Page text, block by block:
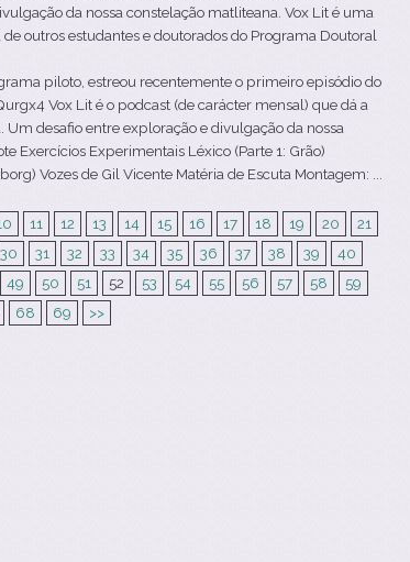
da nossa constelação matliteana. Vox Lit é uma
outros estudantes e doutorados do Programa Doutoral
piloto, estreou recentemente o primeiro episódio do
Vox Lit é o podcast (de carácter mensal) que dá a
desafio entre exploração e divulgação da nossa
Exercícios Experimentais Léxico (Parte 1: Grão)
Vozes de Gil Vicente Matéria de Escuta Montagem: ...
11 12 13 14 15 16 17 18 19 20
21
30 31 32 33 34 35 36 37 38 39
40
49 50 51 52 53 54 55 56 57 58
59
68 69 >>